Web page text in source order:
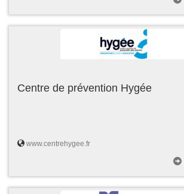
Centre de prévention Hygée
www.centrehygee.fr